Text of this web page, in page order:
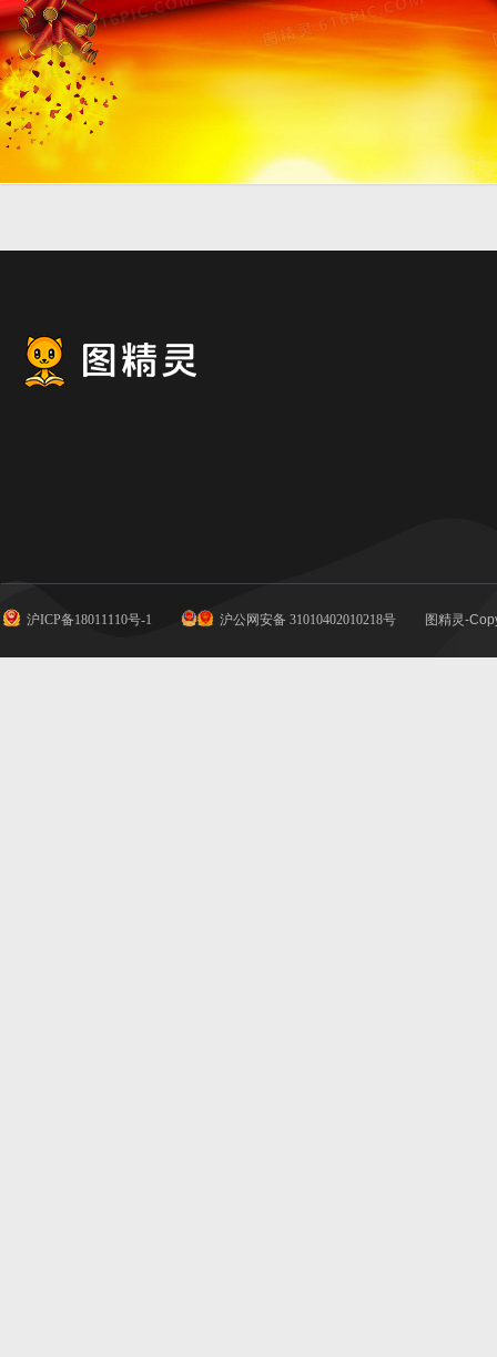
沪ICP备18011110号-1 沪公网安备 31010402010218号 图精灵-